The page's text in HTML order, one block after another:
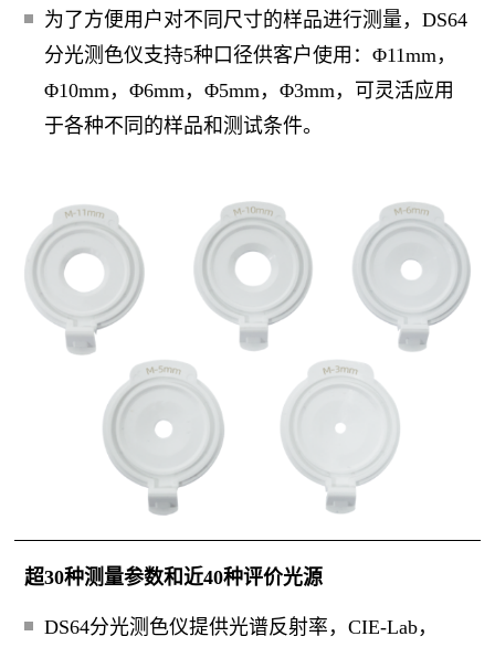
为了方便用户对不同尺寸的样品进行测量，DS64
分光测色仪支持5种口径供客户使用：Φ11mm，
Φ10mm，Φ6mm，Φ5mm，Φ3mm，可灵活应用
于各种不同的样品和测试条件。
超30种测量参数和近40种评价光源
DS64分光测色仪提供光谱反射率，CIE-Lab，